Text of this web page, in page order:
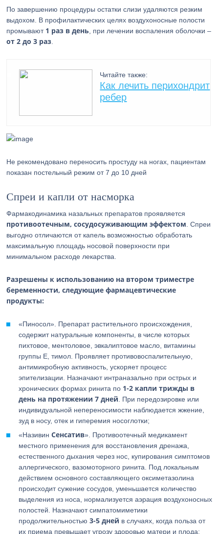
По завершению процедуры остатки слизи удаляются резким
выдохом. В профилактических целях воздухоносные полости
промывают 1 раз в день , при лечении воспаления оболочки –
от 2 до 3 раз
Читайте также:
Как лечить перихондрит
ребер
Не рекомендовано переносить простуду на ногах, пациентам
показан постельный режим от 7 до 10 дней
Спреи и капли от насморка
Фармакодинамика назальных препаратов проявляется
противоотечным, сосудосуживающим эффектом . Спреи
выгодно отличаются от капель возможностью обработать
максимальную площадь носовой поверхности при
минимальном расходе лекарства.
Разрешены к использованию на втором триместре
беременности, следующие фармацевтические
продукты:
«Пиносол». Препарат растительного происхождения,
содержит натуральные компоненты, в числе которых
пихтовое, ментоловое, эвкалиптовое масло, витамины
группы Е, тимол. Проявляет противовоспалительную,
антимикробную активность, ускоряет процесс
эпителизации. Назначают интраназально при острых и
хронических формах ринита по 1-2 капли трижды в
день на протяжении 7 дней . При передозировке или
индивидуальной непереносимости наблюдается жжение,
зуд в носу, отек и гиперемия носоглотки;
«НазивинСенсатив». Противоотечный медикамент
местного применения для восстановления дренажа,
естественного дыхания через нос, купирования симптомов
аллергического, вазомоторного ринита. Под локальным
действием основного составляющего оксиметазолина
происходит сужение сосудов, уменьшается количество
выделения из носа, нормализуется аэрация воздухоносных
полостей. Назначают симпатомиметики
продолжительностью3-5 дней в случаях, когда польза от
их приема превышает угрозу здоровью матери и плода;